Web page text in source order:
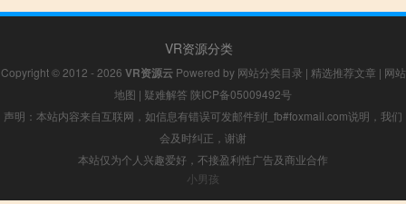
VR资源分类
Copyright © 2012 - 2026 VR资源云Powered by 网站分类目录 | 精选推荐文章 | 网站
地图 | 疑难解答 陕ICP备05009492号
声明：本站内容来自互联网，如信息有错误可发邮件到f_fb#foxmail.com说明，我们
会及时纠正，谢谢
本站仅为个人兴趣爱好，不接盈利性广告及商业合作
小男孩